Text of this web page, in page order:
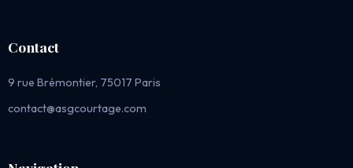
Contact
9 rue Brémontier, 75017 Paris
contact@asgcourtage.com